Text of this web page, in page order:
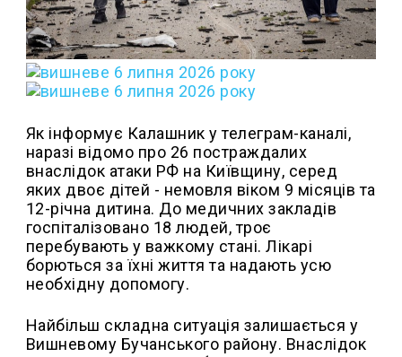
Як інформує Калашник у телеграм-каналі,
наразі відомо про 26 постраждалих
внаслідок атаки РФ на Київщину, серед
яких двоє дітей - немовля віком 9 місяців та
12-річна дитина. До медичних закладів
госпіталізовано 18 людей, троє
перебувають у важкому стані. Лікарі
борються за їхні життя та надають усю
необхідну допомогу.
Найбільш складна ситуація залишається у
Вишневому Бучанського району. Внаслідок